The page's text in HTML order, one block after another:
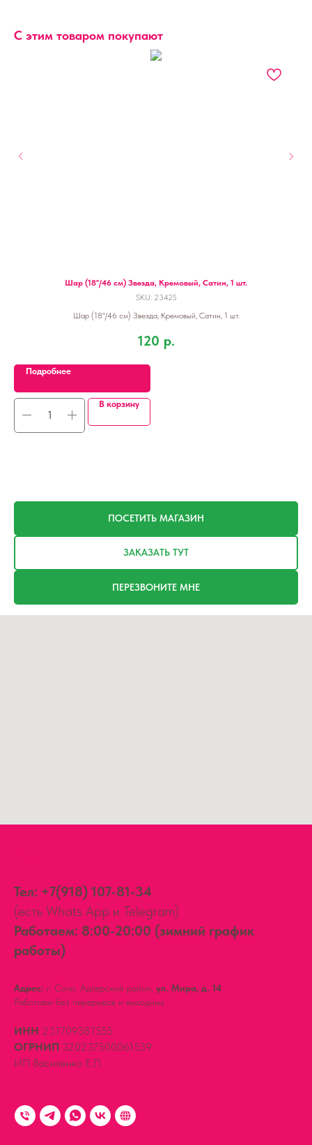
С этим товаром покупают
Шар (18''/46 см) Звезда, Кремовый, Сатин, 1 шт.
SKU: 23425
Шар (18''/46 см) Звезда, Кремовый, Сатин, 1 шт.
120 р.
Подробнее
В корзину
ПОСЕТИТЬ МАГАЗИН
ЗАКАЗАТЬ ТУТ
ПЕРЕЗВОНИТЕ МНЕ
Тел: +7(918) 107-81-34
(есть Whats App и Telegram)
Работаем: 8:00-20:00 (зимний график
работы)
Адрес: г. Сочи, Адлерский район, ул. Мира, д. 14
Работаем без перерывов и выходных.
ИНН 231709387555
ОГРНИП 320237500061539
ИП Василенко Е.П.